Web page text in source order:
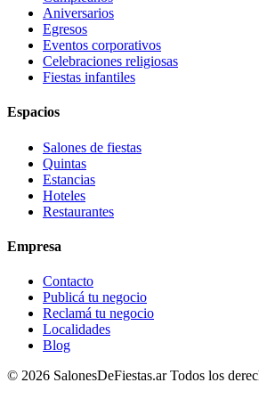
Aniversarios
Egresos
Eventos corporativos
Celebraciones religiosas
Fiestas infantiles
Espacios
Salones de fiestas
Quintas
Estancias
Hoteles
Restaurantes
Empresa
Contacto
Publicá tu negocio
Reclamá tu negocio
Localidades
Blog
© 2026 SalonesDeFiestas.arTodos los